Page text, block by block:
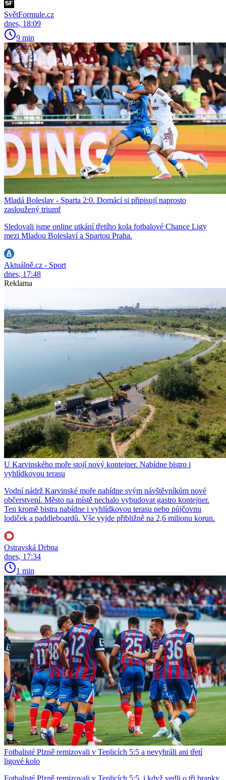
SvětFormule.cz
dnes, 18:09
9 min
Mladá Boleslav - Sparta 2:0. Domácí si připisují naprosto
zasloužený triumf
Sledovali jsme online utkání třetího kola fotbalové Chance Ligy
mezi Mladou Boleslaví a Spartou Praha.
Aktuálně.cz - Sport
dnes, 17:48
Reklama
U Karvinského moře stojí nový kontejner. Nabídne bistro i
vyhlídkovou terasu
Vodní nádrž Karvinské moře nabídne svým návštěvníkům nové
občerstvení. Město na místě nechalo vybudovat gastro kontejner.
Ten kromě bistra nabídne i vyhlídkovou terasu nebo půjčovnu
lodiček a paddleboardů. Vše vyjde přibližně na 2,6 milionu korun.
Ostravská Drbna
dnes, 17:34
1 min
Fotbalisté Plzně remizovali v Teplicích 5:5 a nevyhráli ani třetí
ligové kolo
Fotbalisté Plzně remizovali v Teplicích 5:5, i když vedli o tři branky,